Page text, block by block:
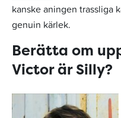
kanske aningen trassliga
genuin kärlek.
Berätta om
Victor är Silly?